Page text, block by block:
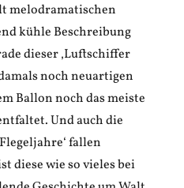
melodramatischen
kühle Beschreibung
dieser ‚Luftschiffer
noch neuartigen
Ballon noch das meiste
Und auch die
fallen
diese wie so vieles bei